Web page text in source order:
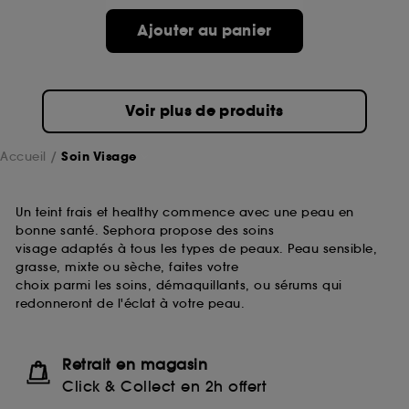
Ajouter au panier
Voir plus de produits
Accueil Soin Visage
Un teint frais et healthy commence avec une peau en
bonne santé. Sephora propose des soins
visage adaptés à tous les types de peaux. Peau sensible,
grasse, mixte ou sèche, faites votre
choix parmi les soins, démaquillants, ou sérums qui
redonneront de l'éclat à votre peau.
Retrait en magasin
Click & Collect en 2h offert
pouvez personnaliser vos choix concernant le dépôt
de ces cookies grâce au bouton "personnaliser mes
choix" ci-dessous ou décider de "tout accepter".
Sephora pourra associer les informations de
collectées ou générées lors de votre activité en ligne
ou en magasin. Pour refuser tous les cookies, cliques
sur "continuer sans accepter". Voous pouvez à tout
moment choisir de retirer votrte consentement. Si vous
souhaitez obtenir plus d'information sur les cookies
utilisés, cliquezici.